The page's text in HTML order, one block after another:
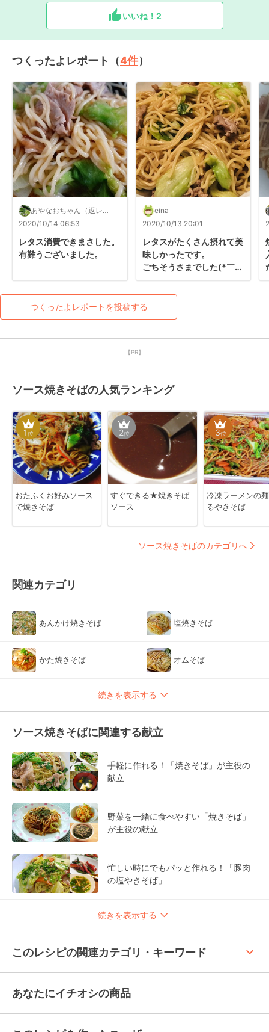
いいね！ 2
つくったよレポート（4件）
あやなおちゃん（返レポ
します）
2020/10/14 06:53
レタス消費できまさした。
有難うございました。
eina
2020/10/13 20:01
レタスがたくさん摂れて美
味しかったです。
ごちそうさまでした(*￣▽
つくったよレポートを投稿する
【PR】
ソース焼きそばの人気ランキング
1位
おたふくお好みソース
で焼きそば
2位
すぐできる★焼きそば
ソース
3位
冷凍ラーメンの
るやきそば
ソース焼きそばのカテゴリへ
関連カテゴリ
あんかけ焼きそば 塩焼きそば
かた焼きそば オムそば
続きを表示する
ソース焼きそばに関連する献立
手軽に作れる！「焼きそば」が主役の
献立
野菜を一緒に食べやすい「焼きそば」
が主役の献立
忙しい時にでもパッと作れる！「豚肉
の塩やきそば」
続きを表示する
このレシピの関連カテゴリ・キーワード keyboard_arrow_up
あなたにイチオシの商品